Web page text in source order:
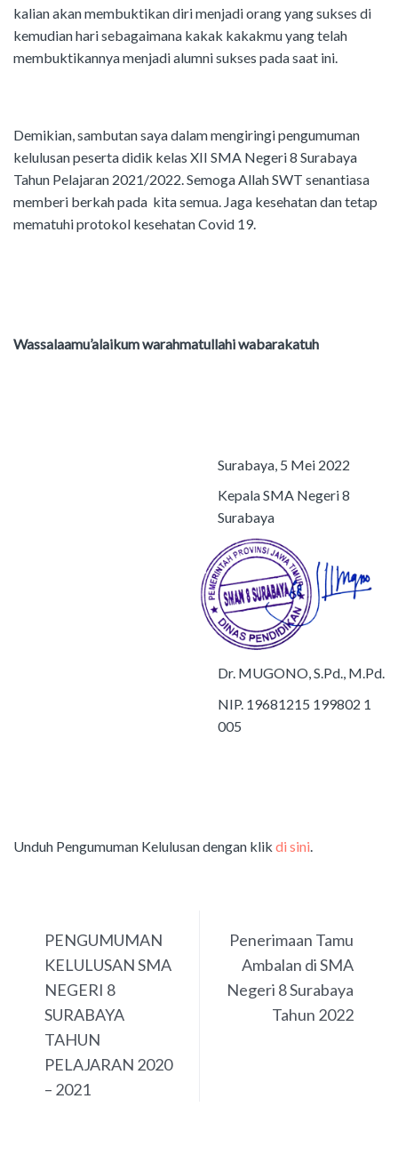
kalian akan membuktikan diri menjadi orang yang sukses di
kemudian hari sebagaimana kakak kakakmu yang telah
membuktikannya menjadi alumni sukses pada saat ini.
Demikian, sambutan saya dalam mengiringi pengumuman
kelulusan peserta didik kelas XII SMA Negeri 8 Surabaya
Tahun Pelajaran 2021/2022. Semoga Allah SWT senantiasa
memberi berkah pada kita semua. Jaga kesehatan dan tetap
mematuhi protokol kesehatan Covid 19.
Wassalaamu’alaikum warahmatullahi wabarakatuh
Surabaya, 5 Mei 2022
Kepala SMA Negeri 8
Surabaya
Dr. MUGONO, S.Pd., M.Pd.
NIP. 19681215 199802 1
005
Unduh Pengumuman Kelulusan dengan klik di sini.
PENGUMUMAN
KELULUSAN SMA
NEGERI 8
SURABAYA
TAHUN
PELAJARAN 2020
– 2021
Penerimaan Tamu
Ambalan di SMA
Negeri 8 Surabaya
Tahun 2022